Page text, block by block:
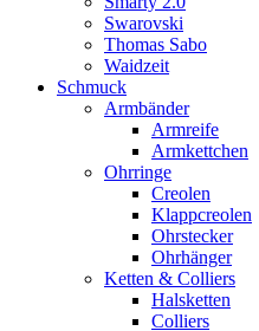
Swarovski
Thomas Sabo
Waidzeit
Schmuck
Armbänder
Armreife
Armkettchen
Ohrringe
Creolen
Klappcreolen
Ohrstecker
Ohrhänger
Ketten & Colliers
Halsketten
Colliers